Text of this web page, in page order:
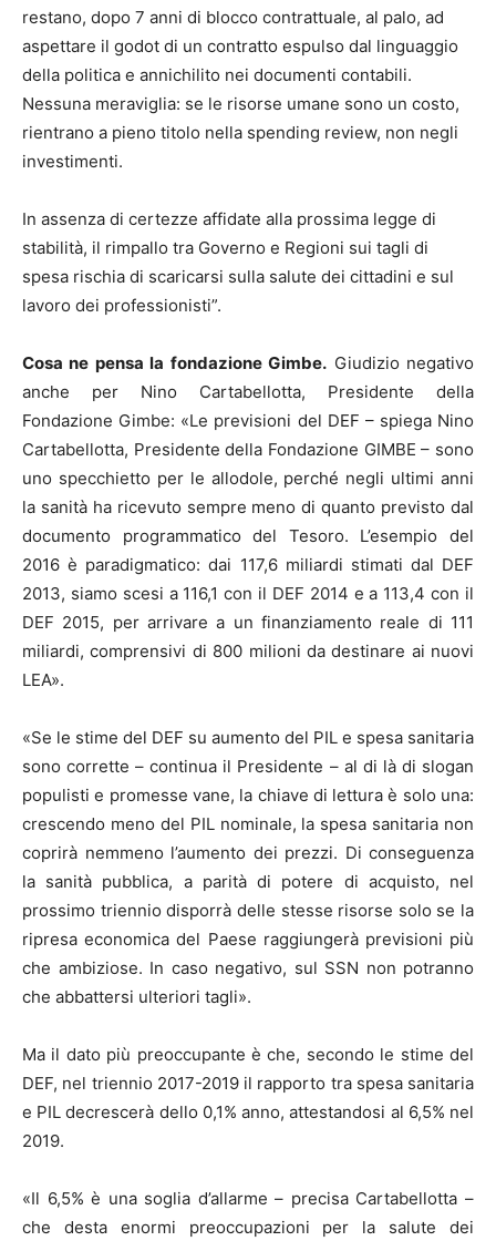
restano, dopo 7 anni di blocco contrattuale, al palo, ad
aspettare il godot di un contratto espulso dal linguaggio
della politica e annichilito nei documenti contabili.
Nessuna meraviglia: se le risorse umane sono un costo,
rientrano a pieno titolo nella spending review, non negli
investimenti.
In assenza di certezze affidate alla prossima legge di
stabilità, il rimpallo tra Governo e Regioni sui tagli di
spesa rischia di scaricarsi sulla salute dei cittadini e sul
lavoro dei professionisti”.
Cosa ne pensa la fondazione Gimbe. Giudizio negativo
anche per Nino Cartabellotta, Presidente della
Fondazione Gimbe: «Le previsioni del DEF – spiega Nino
Cartabellotta, Presidente della Fondazione GIMBE – sono
uno specchietto per le allodole, perché negli ultimi anni
la sanità ha ricevuto sempre meno di quanto previsto dal
documento programmatico del Tesoro. L’esempio del
2016 è paradigmatico: dai 117,6 miliardi stimati dal DEF
2013, siamo scesi a 116,1 con il DEF 2014 e a 113,4 con il
DEF 2015, per arrivare a un finanziamento reale di 111
miliardi, comprensivi di 800 milioni da destinare ai nuovi
LEA».
«Se le stime del DEF su aumento del PIL e spesa sanitaria
sono corrette – continua il Presidente – al di là di slogan
populisti e promesse vane, la chiave di lettura è solo una:
crescendo meno del PIL nominale, la spesa sanitaria non
coprirà nemmeno l’aumento dei prezzi. Di conseguenza
la sanità pubblica, a parità di potere di acquisto, nel
prossimo triennio disporrà delle stesse risorse solo se la
ripresa economica del Paese raggiungerà previsioni più
che ambiziose. In caso negativo, sul SSN non potranno
che abbattersi ulteriori tagli».
Ma il dato più preoccupante è che, secondo le stime del
DEF, nel triennio 2017-2019 il rapporto tra spesa sanitaria
e PIL decrescerà dello 0,1% anno, attestandosi al 6,5% nel
2019.
«Il 6,5% è una soglia d’allarme – precisa Cartabellotta –
che desta enormi preoccupazioni per la salute dei